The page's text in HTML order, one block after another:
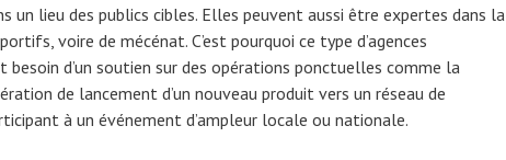
un lieu des publics cibles. Elles peuvent aussi être expertes dans la
voire de mécénat. C’est pourquoi ce type d’agences
d’un soutien sur des opérations ponctuelles comme la
de lancement d’un nouveau produit vers un réseau de
à un événement d’ampleur locale ou nationale.